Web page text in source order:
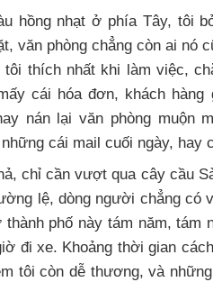
hồng nhạt ở phía Tây, tôi
văn phòng chẳng còn ai nó
thích nhất khi làm việc,
cái hóa đơn, khách
nán lại văn phòng muộn
cái mail cuối ngày, hay
chỉ cần vượt qua cây cầu
lệ, dòng người chẳng có
phố này tám năm, tám
đi xe. Khoảng thời gian
tôi còn dễ thương, và